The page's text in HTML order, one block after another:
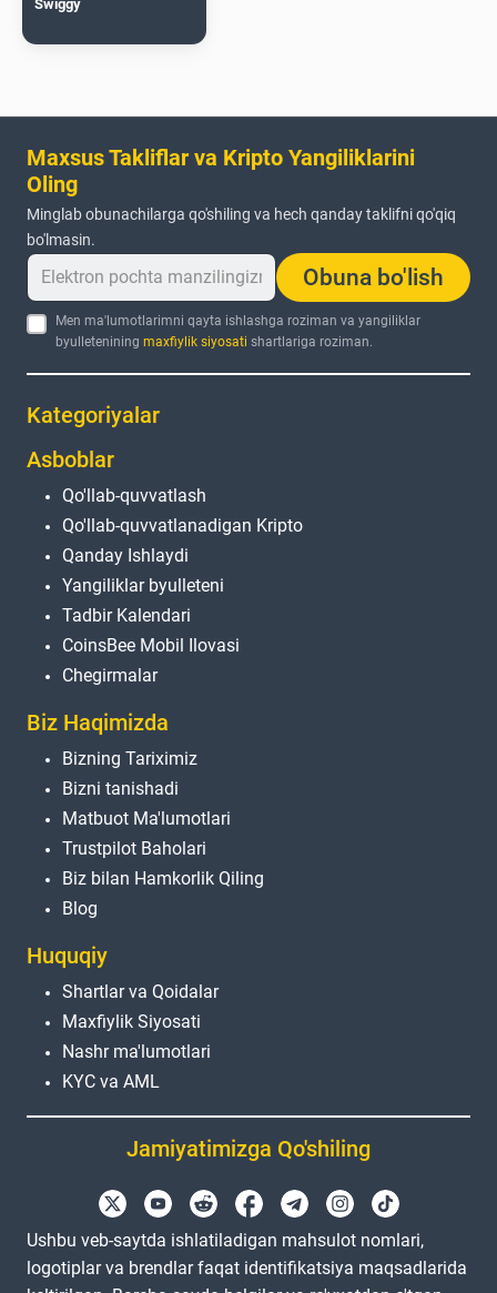
Swiggy
Maxsus Takliflar va Kripto Yangiliklarini
Oling
Minglab obunachilarga qo'shiling va hech qanday taklifni qo'qiq
bo'lmasin.
Obuna bo'lish
Men ma'lumotlarimni qayta ishlashga roziman va yangiliklar
byulleteniningmaxfiylik siyosati shartlariga roziman.
Kategoriyalar
Asboblar
Qo'llab-quvvatlash
Qo'llab-quvvatlanadigan Kripto
Qanday Ishlaydi
Yangiliklar byulleteni
Tadbir Kalendari
CoinsBee Mobil Ilovasi
Chegirmalar
Biz Haqimizda
Bizning Tariximiz
Bizni tanishadi
Matbuot Ma'lumotlari
Trustpilot Baholari
Biz bilan Hamkorlik Qiling
Blog
Huquqiy
Shartlar va Qoidalar
Maxfiylik Siyosati
Nashr ma'lumotlari
KYC va AML
Jamiyatimizga Qo'shiling
Ushbu veb-saytda ishlatiladigan mahsulot nomlari,
logotiplar va brendlar faqat identifikatsiya maqsadlarida